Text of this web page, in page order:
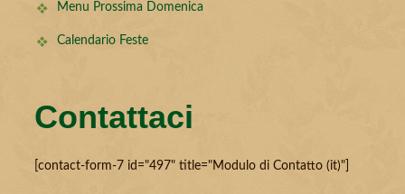
Menu Prossima Domenica
Calendario Feste
Contattaci
[contact-form-7 id="497" title="Modulo di Contatto (it)"]